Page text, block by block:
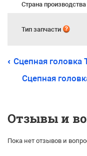
Страна производства
Тип запчасти
Сцепная головка
Сцепная
Отзывы и
Пока нет отзывов и